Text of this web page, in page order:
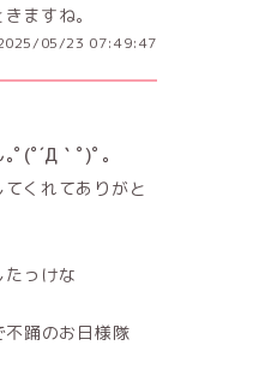
ますね。
05/23 07:49:47
ﾟ(ﾟ´Д｀ﾟ)ﾟ｡
くれてありがと
っけな
不踊のお日様隊